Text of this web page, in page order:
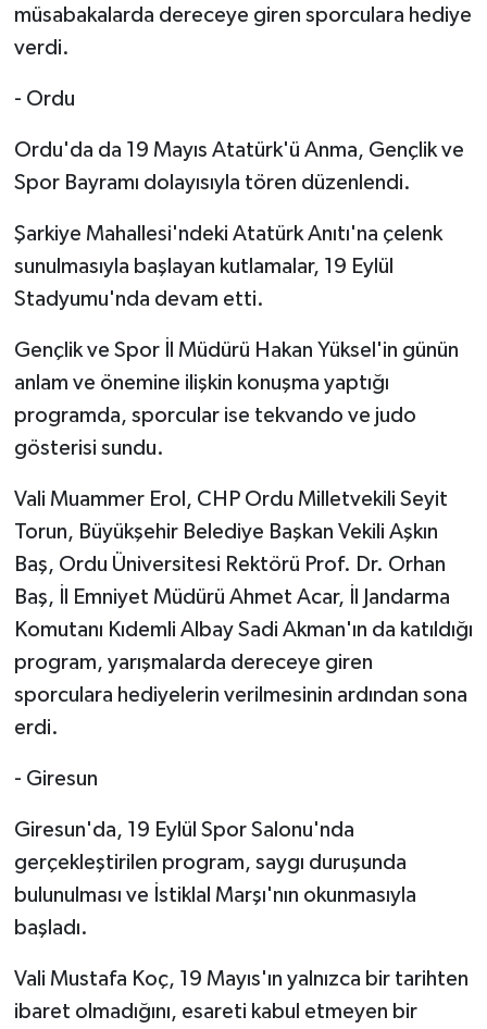
müsabakalarda dereceye giren sporculara hediye
verdi.
- Ordu
Ordu'da da 19 Mayıs Atatürk'ü Anma, Gençlik ve
Spor Bayramı dolayısıyla tören düzenlendi.
Şarkiye Mahallesi'ndeki Atatürk Anıtı'na çelenk
sunulmasıyla başlayan kutlamalar, 19 Eylül
Stadyumu'nda devam etti.
Gençlik ve Spor İl Müdürü Hakan Yüksel'in günün
anlam ve önemine ilişkin konuşma yaptığı
programda, sporcular ise tekvando ve judo
gösterisi sundu.
Vali Muammer Erol, CHP Ordu Milletvekili Seyit
Torun, Büyükşehir Belediye Başkan Vekili Aşkın
Baş, Ordu Üniversitesi Rektörü Prof. Dr. Orhan
Baş, İl Emniyet Müdürü Ahmet Acar, İl Jandarma
Komutanı Kıdemli Albay Sadi Akman'ın da katıldığı
program, yarışmalarda dereceye giren
sporculara hediyelerin verilmesinin ardından sona
erdi.
- Giresun
Giresun'da, 19 Eylül Spor Salonu'nda
gerçekleştirilen program, saygı duruşunda
bulunulması ve İstiklal Marşı'nın okunmasıyla
başladı.
Vali Mustafa Koç, 19 Mayıs'ın yalnızca bir tarihten
ibaret olmadığını, esareti kabul etmeyen bir